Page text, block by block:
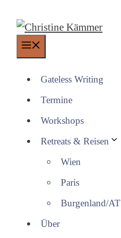
Inhalt
springen
Gateless Writing
Termine
Workshops
Retreats & Reisen
Wien
Paris
Burgenland/AT
Über